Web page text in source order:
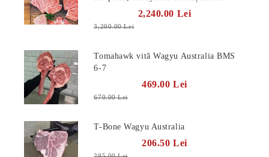
2,240.00 Lei
3,200.00 Lei
Tomahawk vită Wagyu Australia BMS
6-7
469.00 Lei
670.00 Lei
T-Bone Wagyu Australia
206.50 Lei